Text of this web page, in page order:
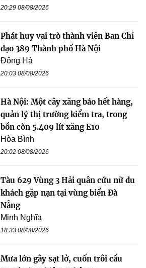
20:29 08/08/2026
Phát huy vai trò thành viên Ban Chỉ
đạo 389 Thành phố Hà Nội
Đông Hà
20:03 08/08/2026
Hà Nội: Một cây xăng báo hết hàng,
quản lý thị trường kiểm tra, trong
bồn còn 5.409 lít xăng E10
Hòa Bình
20:02 08/08/2026
Tàu 629 Vùng 3 Hải quân cứu nữ du
khách gặp nạn tại vùng biển Đà
Nẵng
Minh Nghĩa
18:33 08/08/2026
Mưa lớn gây sạt lở, cuốn trôi cầu